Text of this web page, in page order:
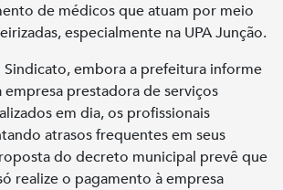
de médicos que atuam por meio
especialmente na UPA Junção.
embora a prefeitura informe
empresa prestadora de serviços
em dia, os profissionais
atrasos frequentes em seus
do decreto municipal prevê que
realize o pagamento à empresa